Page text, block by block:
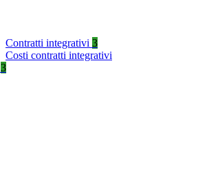
Contratti integrativi 3
Costi contratti integrativi
3